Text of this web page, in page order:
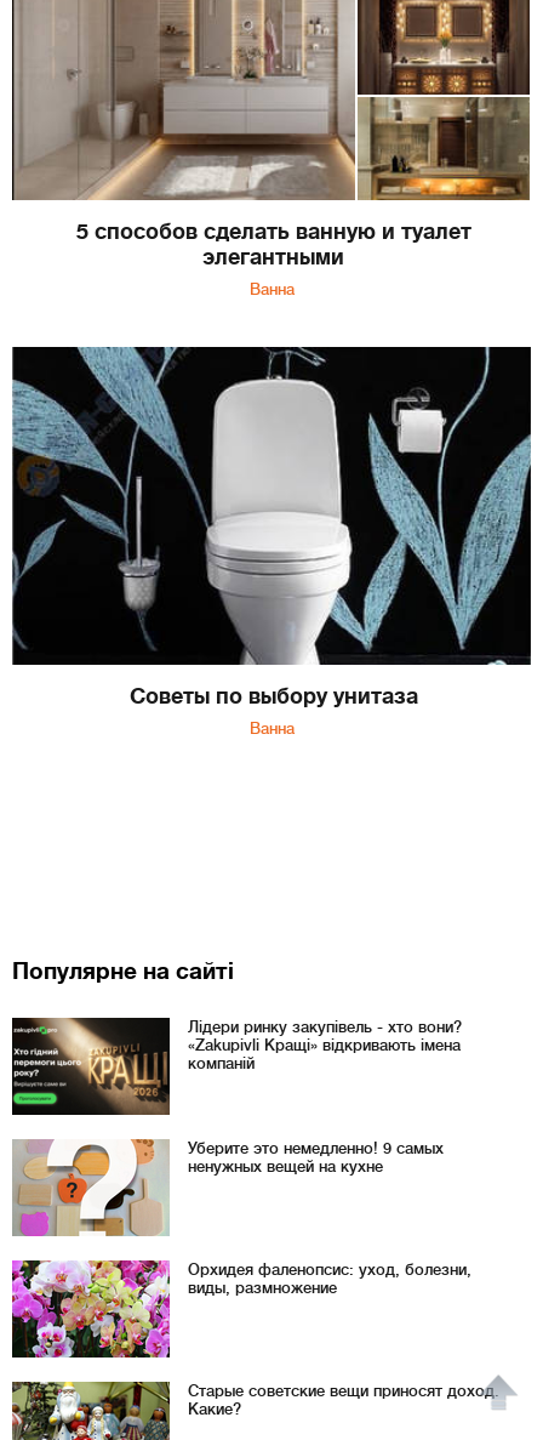
5 способов сделать ванную и туалет
элегантными
Ванна
Советы по выбору унитаза
Ванна
Популярне на сайті
Лідери ринку закупівель - хто вони?
«Zakupivli Кращі» відкривають імена
компаній
Уберите это немедленно! 9 самых
ненужных вещей на кухне
Орхидея фаленопсис: уход, болезни,
виды, размножение
Старые советские вещи приносят доход.
Какие?